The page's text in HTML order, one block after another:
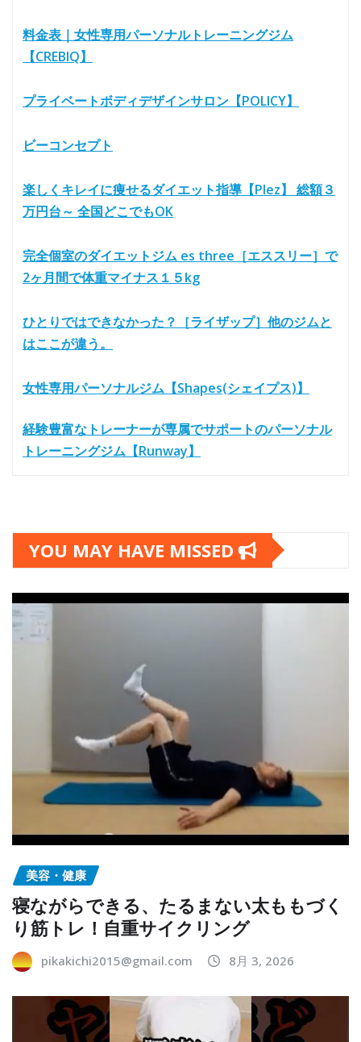
料金表｜女性専用パーソナルトレーニングジム
【CREBIQ】
プライベートボディデザインサロン【POLICY】
ビーコンセプト
楽しくキレイに痩せるダイエット指導【Plez】 総額３
万円台～ 全国どこでもOK
完全個室のダイエットジム es three［エススリー］で
2ヶ月間で体重マイナス１５kg
ひとりではできなかった？［ライザップ］他のジムと
はここが違う。
女性専用パーソナルジム【Shapes(シェイプス)】
経験豊富なトレーナーが専属でサポートのパーソナル
トレーニングジム【Runway】
YOU MAY HAVE MISSED
美容・健康
寝ながらできる、たるまない太ももづく
り筋トレ！自重サイクリング
pikakichi2015@gmail.com 8月 3, 2026